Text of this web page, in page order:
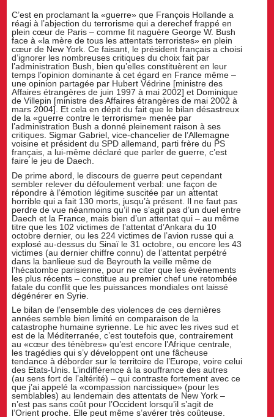
C’est en proclamant la «guerre» que François Hollande a
réagi à l’abjection du terrorisme qui a derechef frappé en
plein cœur de Paris – comme fit naguère George W. Bush
face à «la mère de tous les attentats terroristes» en plein
cœur de New York. Ce faisant, le président français a choisi
d’ignorer les nombreuses critiques du choix fait par
l’administration Bush, bien qu’elles constituèrent en leur
temps l’opinion dominante à cet égard en France même –
une opinion partagée par Hubert Védrine [ministre des
Affaires étrangères de juin 1997 à mai 2002] et Dominique
de Villepin [ministre des Affaires étrangères de mai 2002 à
mars 2004]. Et cela en dépit du fait que le bilan désastreux
de la «guerre contre le terrorisme» menée par
l’administration Bush a donné pleinement raison à ses
critiques. Sigmar Gabriel, vice-chancelier de l’Allemagne
voisine et président du SPD allemand, parti frère du PS
français, a lui-même déclaré que parler de guerre, c’est
faire le jeu de Daech.
De prime abord, le discours de guerre peut cependant
sembler relever du défoulement verbal: une façon de
répondre à l’émotion légitime suscitée par un attentat
horrible qui a fait 130 morts, jusqu’à présent. Il ne faut pas
perdre de vue néanmoins qu’il ne s’agit pas d’un duel entre
Daech et la France, mais bien d’un attentat qui – au même
titre que les 102 victimes de l’attentat d’Ankara du 10
octobre dernier, ou les 224 victimes de l’avion russe qui a
explosé au-dessus du Sinaï le 31 octobre, ou encore les 43
victimes (au dernier chiffre connu) de l’attentat perpétré
dans la banlieue sud de Beyrouth la veille même de
l’hécatombe parisienne, pour ne citer que les événements
les plus récents – constitue au premier chef une retombée
fatale du conflit que les puissances mondiales ont laissé
dégénérer en Syrie.
Le bilan de l’ensemble des violences de ces dernières
années semble bien limité en comparaison de la
catastrophe humaine syrienne. Le hic avec les rives sud et
est de la Méditerranée, c’est toutefois que, contrairement
au «cœur des ténèbres» qu’est encore l’Afrique centrale,
les tragédies qui s’y développent ont une fâcheuse
tendance à déborder sur le territoire de l’Europe, voire celui
des Etats-Unis. L’indifférence à la souffrance des autres
(au sens fort de l’altérité) – qui contraste fortement avec ce
que j’ai appelé la «compassion narcissique» (pour les
semblables) au lendemain des attentats de New York –
n’est pas sans coût pour l’Occident lorsqu’il s’agit de
l’Orient proche. Elle peut même s’avérer très coûteuse.